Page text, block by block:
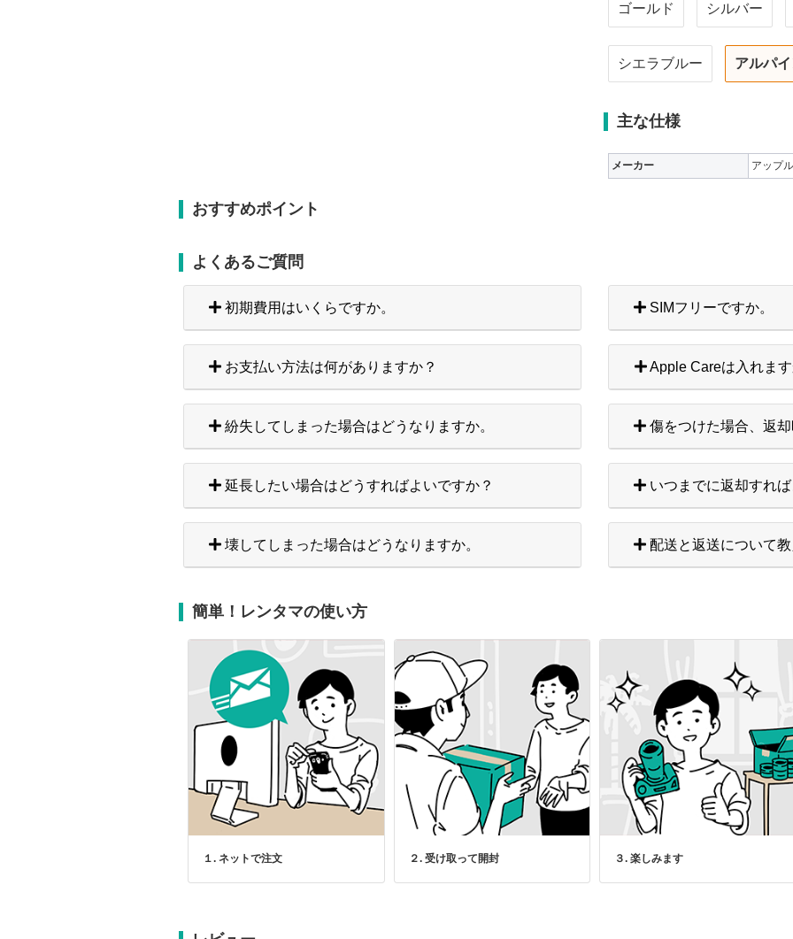
ゴールド シルバー
シエラブルー アルパ
主な仕様
メーカー アップル
おすすめポイント
よくあるご質問
初期費用はいくらですか。 SIMフリーですか。
お支払い方法は何がありますか？ Apple Careは入れます
紛失してしまった場合はどうなりますか。 傷をつけた場合、返
延長したい場合はどうすればよいですか？ いつまでに返却すれ
壊してしまった場合はどうなりますか。 配送と返送について教
簡単！レンタマの使い方
１. ネットで注文 ２. 受け取って開封 ３. 楽しみます